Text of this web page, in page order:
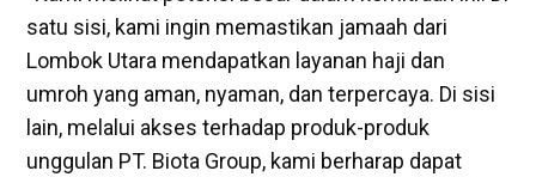
satu sisi, kami ingin memastikan jamaah dari
Lombok Utara mendapatkan layanan haji dan
umroh yang aman, nyaman, dan terpercaya. Di sisi
lain, melalui akses terhadap produk-produk
unggulan PT. Biota Group, kami berharap dapat